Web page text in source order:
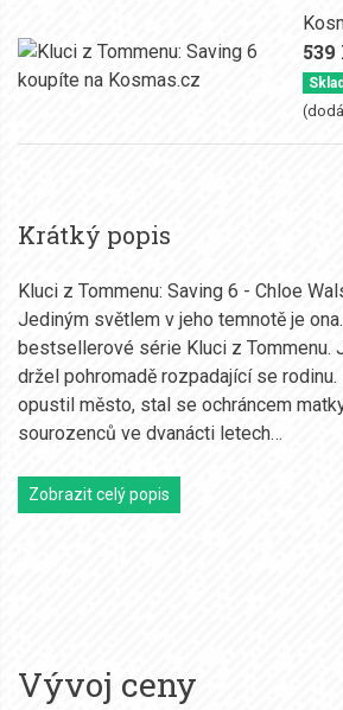
539
Krátký popis
Kluci z Tommenu: Saving 6 - Chloe
Jediným světlem v jeho temnotě je
bestsellerové série Kluci z Tommenu.
držel pohromadě rozpadající se
opustil město, stal se ochráncem
sourozenců ve dvanácti letech…
Zobrazit celý popis
Vývoj ceny